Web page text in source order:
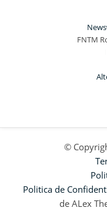
FNTM
©
Politica de
de ALex